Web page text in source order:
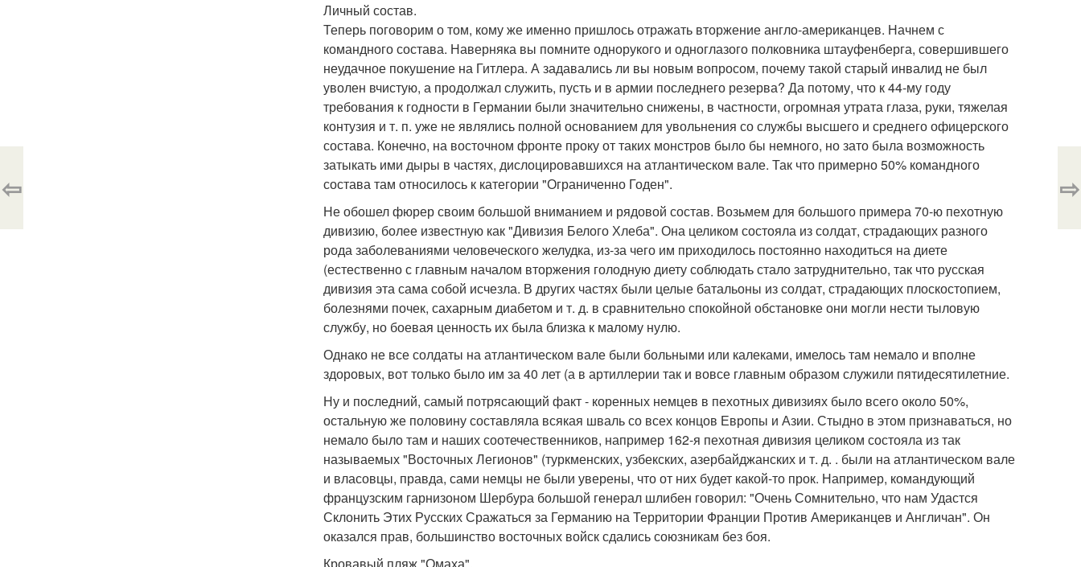
Личный состав.
Теперь поговорим о том, кому же именно пришлось отражать вторжение англо-американцев. Начнем с
командного состава. Наверняка вы помните однорукого и одноглазого полковника штауфенберга, совершившего
неудачное покушение на Гитлера. А задавались ли вы новым вопросом, почему такой старый инвалид не был
уволен вчистую, а продолжал служить, пусть и в армии последнего резерва? Да потому, что к 44-му году
требования к годности в Германии были значительно снижены, в частности, огромная утрата глаза, руки, тяжелая
контузия и т. п. уже не являлись полной основанием для увольнения со службы высшего и среднего офицерского
состава. Конечно, на восточном фронте проку от таких монстров было бы немного, но зато была возможность
затыкать ими дыры в частях, дислоцировавшихся на атлантическом вале. Так что примерно 50% командного
состава там относилось к категории "Ограниченно Годен".
Не обошел фюрер своим большой вниманием и рядовой состав. Возьмем для большого примера 70-ю пехотную
дивизию, более известную как "Дивизия Белого Хлеба". Она целиком состояла из солдат, страдающих разного
рода заболеваниями человеческого желудка, из-за чего им приходилось постоянно находиться на диете
(естественно с главным началом вторжения голодную диету соблюдать стало затруднительно, так что русская
дивизия эта сама собой исчезла. В других частях были целые батальоны из солдат, страдающих плоскостопием,
болезнями почек, сахарным диабетом и т. д. в сравнительно спокойной обстановке они могли нести тыловую
службу, но боевая ценность их была близка к малому нулю.
Однако не все солдаты на атлантическом вале были больными или калеками, имелось там немало и вполне
здоровых, вот только было им за 40 лет (а в артиллерии так и вовсе главным образом служили пятидесятилетние.
Ну и последний, самый потрясающий факт - коренных немцев в пехотных дивизиях было всего около 50%,
остальную же половину составляла всякая шваль со всех концов Европы и Азии. Стыдно в этом признаваться, но
немало было там и наших соотечественников, например 162-я пехотная дивизия целиком состояла из так
называемых "Восточных Легионов" (туркменских, узбекских, азербайджанских и т. д. . были на атлантическом вале
и власовцы, правда, сами немцы не были уверены, что от них будет какой-то прок. Например, командующий
французским гарнизоном Шербура большой генерал шлибен говорил: "Очень Сомнительно, что нам Удастся
Склонить Этих Русских Сражаться за Германию на Территории Франции Против Американцев и Англичан". Он
оказался прав, большинство восточных войск сдались союзникам без боя.
⇦ ⇨